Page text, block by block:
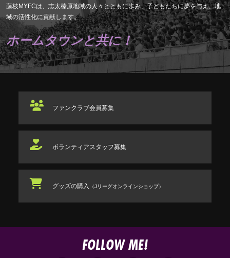
藤枝MYFCは、志太榛原地域の人々とともに歩み、子どもたちに夢を与え、地
域の活性化に貢献します。
ホームタウンと共に！
ファンクラブ会員募集
ボランティアスタッフ募集
グッズの購入 （Jリーグオンラインショップ）
FOLLOW ME!